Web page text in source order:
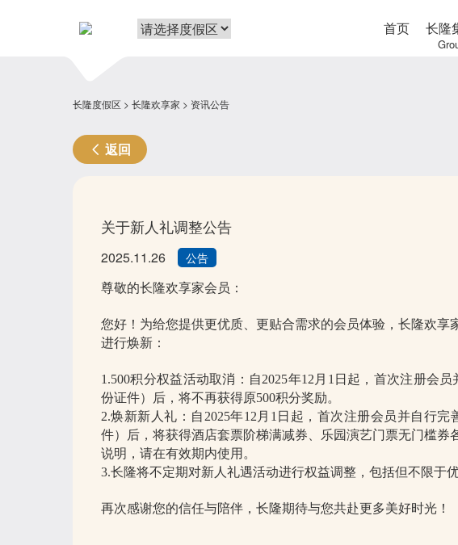
首页 长隆
长隆度假区 长隆欢享家 资讯公告
返回
关于新人礼调整公告
2025.11.26 公告
尊敬的长隆欢享家会员 ：
您好！为给您提供更优质、更贴合需求的会员体验，长隆欢享
进行焕新：
1.500积分权益活动取消：自2025年12月1日起，首次注册会
份证件）后，将不再获得原500积分奖励。
2.焕新新人礼：自2025年12月1日起，首次注册会员并自行
件）后，将获得酒店套票阶梯满减券、乐园演艺门票无门槛券
说明，请在有效期内使用。
3.长隆将不定期对新人礼遇活动进行权益调整，包括但不限于
再次感谢您的信任与陪伴，长隆期待与您共赴更多美好时光！